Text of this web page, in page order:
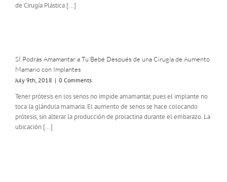
de Cirugía Plástica [...]
SÍ Podrás Amamantar a Tu Bebé Después de una Cirugía de Aumento
Mamario con Implantes
July 9th, 2018 | 0 Comments
Tener prótesis en los senos no impide amamantar, pues el implante no
toca la glándula mamaria. El aumento de senos se hace colocando
prótesis, sin alterar la producción de prolactina durante el embarazo. La
ubicación [...]